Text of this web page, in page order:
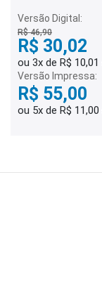
Versão Digital:
R$ 46,90
R$ 30,02
ou 3x de R$ 10,01
Versão Impressa:
R$ 55,00
ou 5x de R$ 11,00